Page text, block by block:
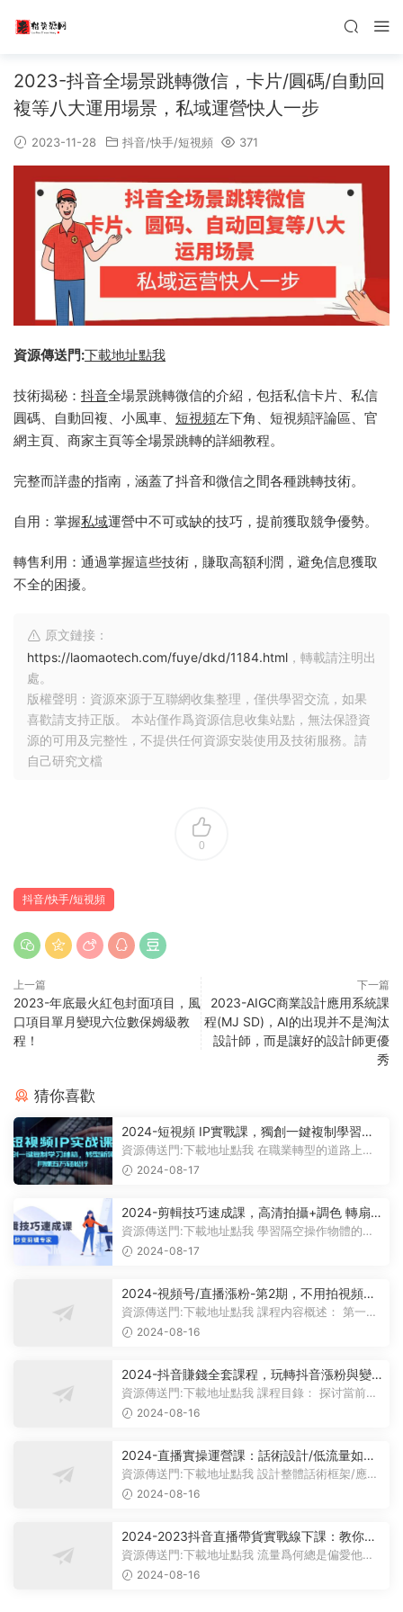
2023-抖音全場景跳轉微信，卡片/圓碼/自動回
複等八大運用場景，私域運營快人一步
2023-11-28 抖音/快手/短視頻 371
資源傳送門:下載地址點我
技術揭秘： 抖音全場景跳轉微信的介紹，包括私信卡片、私信
圓碼、自動回複、小風車、 短視頻左下角、短視頻評論區、官
網主頁、商家主頁等全場景跳轉的詳細教程。
完整而詳盡的指南，涵蓋了抖音和微信之間各種跳轉技術。
自用：掌握私域運營中不可或缺的技巧，提前獲取競争優勢。
轉售利用：通過掌握這些技術，賺取高額利潤，避免信息獲取
不全的困擾。
原文鏈接：
https://laomaotech.com/fuye/dkd/1184.html ，轉載請注明出
處。
版權聲明：資源來源于互聯網收集整理，僅供學習交流，如果
喜歡請支持正版。 本站僅作爲資源信息收集站點，無法保證資
源的可用及完整性，不提供任何資源安裝使用及技術服務。請
自己研究文檔
0
抖音/快手/短視頻
上一篇
2023-年底最火紅包封面項目，風
口項目單月變現六位數保姆級教
程！
下一篇
2023-AIGC商業設計應用系統課
程(MJ SD)，AI的出現并不是淘汰
設計師，而是讓好的設計師更優
秀
猜你喜歡
2024-短視頻 IP實戰課，獨創一鍵複制學習秘
籍，轉戰新領域，月賺五萬輕松行
資源傳送門:下載地址點我 在職業轉型的道路上，
2024-08-17
2024-剪輯技巧速成課，高清拍攝+調色 轉扇
子，建築-摳圖精通，新手秒變剪輯專家
資源傳送門:下載地址點我 學習隔空操作物體的技
巧 掌握使用扇子進行轉場的方法...
2024-08-17
2024-視頻号/直播漲粉-第2期，不用拍視頻，
不用賣貨，在直播間做菜，就可以搞錢
資源傳送門:下載地址點我 課程内容概述： 第一
課：介紹基礎設備配置和直播間...
2024-08-16
2024-抖音賺錢全套課程，玩轉抖音漲粉與變
現
資源傳送門:下載地址點我 課程目錄： 探讨當前抖
音短視頻的價值及其重要性，...
2024-08-16
2024-直播實操運營課：話術設計/低流量如何
提升/話術框架/全場燃爆/非常幹貨
資源傳送門:下載地址點我 設計整體話術框架/應對
流量低迷的策略/話術框架設計/...
2024-08-16
2024-2023抖音直播帶貨實戰線下課：教你輕
松玩賺抖音，3天玩爆·直播間
資源傳送門:下載地址點我 流量爲何總是偏愛他
人？讓我們來深入探究抖音背後的流...
2024-08-16